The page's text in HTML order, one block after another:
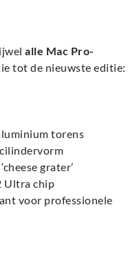
alle Mac Pro-
tot de nieuwste editie:
torens
grater’
Ultra chip
voor professionele